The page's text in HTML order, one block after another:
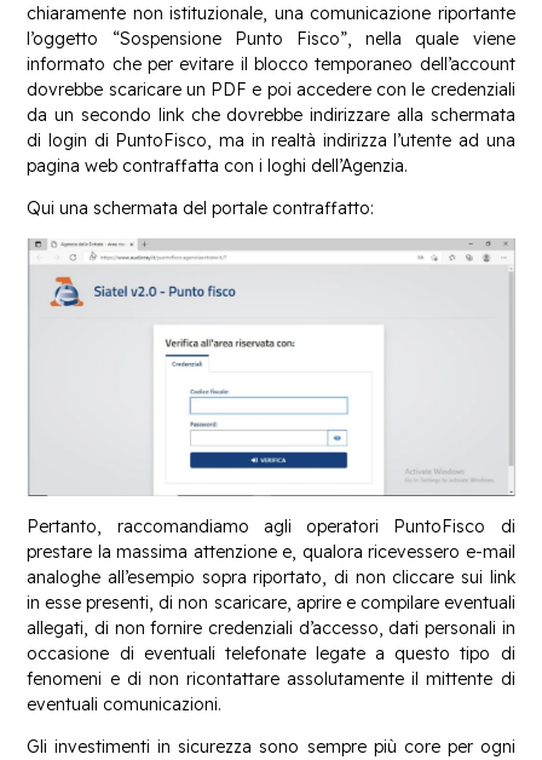
chiaramente non istituzionale, una comunicazione riportante
l’oggetto “Sospensione Punto Fisco”, nella quale viene
informato che per evitare il blocco temporaneo dell’account
dovrebbe scaricare un PDF e poi accedere con le credenziali
da un secondo link che dovrebbe indirizzare alla schermata
di login di PuntoFisco, ma in realtà indirizza l’utente ad una
pagina web contraffatta con i loghi dell’Agenzia.
Qui una schermata del portale contraffatto:
Pertanto, raccomandiamo agli operatori PuntoFisco di
prestare la massima attenzione e, qualora ricevessero e-mail
analoghe all’esempio sopra riportato, di non cliccare sui link
in esse presenti, di non scaricare, aprire e compilare eventuali
allegati, di non fornire credenziali d’accesso, dati personali in
occasione di eventuali telefonate legate a questo tipo di
fenomeni e di non ricontattare assolutamente il mittente di
eventuali comunicazioni.
Gli investimenti in sicurezza sono sempre più core per ogni